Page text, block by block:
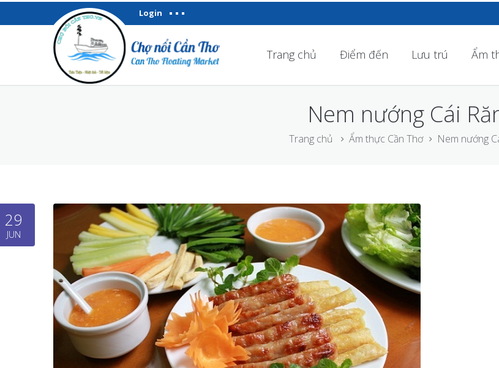
Login
Trang chủ Điểm đến Lưu trú Ẩm
Nem nướng Cái
Trang chủ Ẩm thực Cần Thơ Nem nướng
29
JUN